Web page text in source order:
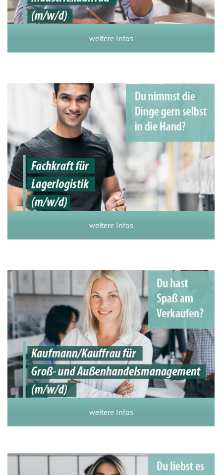
weitere Infos
Fachkraft für Lagerlogistik
(m/w/d)
weitere Infos
weitere Infos
Kaufmann/Kauffrau für Groß-
und Außenhandelsmanagement
(m/w/d)
weitere Infos
weitere Infos